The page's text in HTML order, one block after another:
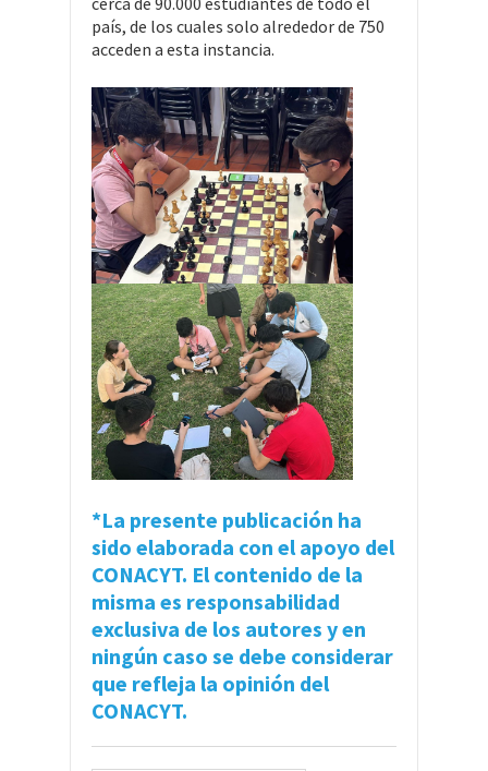
país, de los cuales solo alrededor de 750
acceden a esta instancia.
*La presente publicación ha
sido elaborada con el apoyo del
CONACYT. El contenido de la
misma es responsabilidad
exclusiva de los autores y en
ningún caso se debe considerar
que refleja la opinión del
CONACYT.